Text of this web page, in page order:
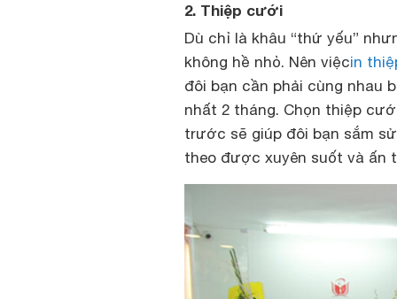
2. Thiệp cưới
Dù chỉ là khâu “thứ yếu”
không hề nhỏ. Nên việcin
đôi bạn cần phải cùng nhau
nhất 2 tháng. Chọn thiệp
trước sẽ giúp đôi bạn sắm
theo được xuyên suốt và ấn